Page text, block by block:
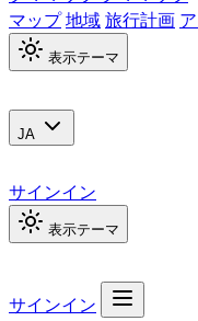
マップ地域旅行計画
表示テーマ
JA
サインイン
表示テーマ
サインイン